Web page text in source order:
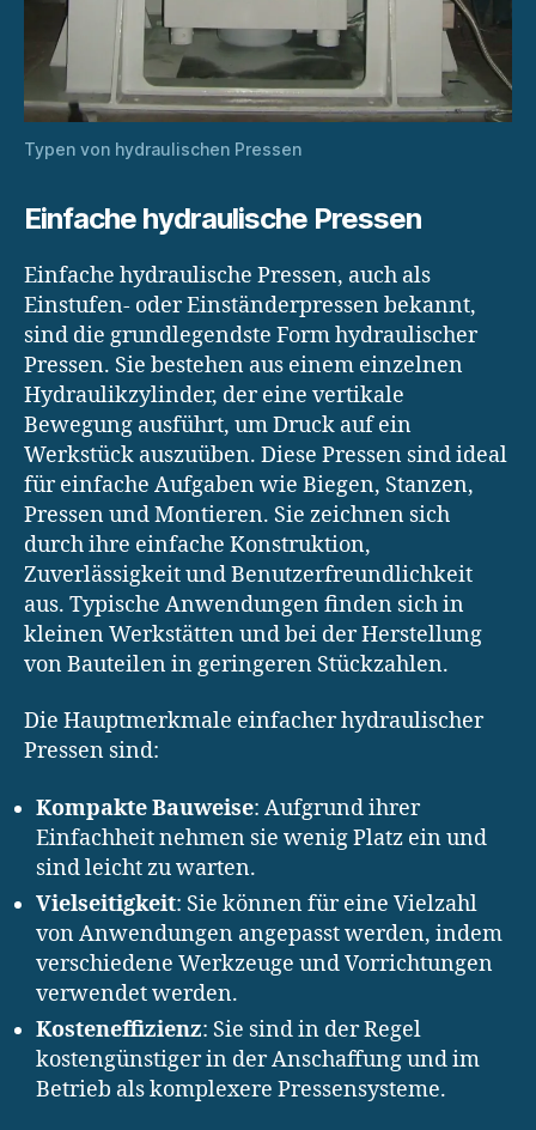
Typen von hydraulischen Pressen
Einfache hydraulische Pressen
Einfache hydraulische Pressen, auch als
Einstufen- oder Einständerpressen bekannt,
sind die grundlegendste Form hydraulischer
Pressen. Sie bestehen aus einem einzelnen
Hydraulikzylinder, der eine vertikale
Bewegung ausführt, um Druck auf ein
Werkstück auszuüben. Diese Pressen sind ideal
für einfache Aufgaben wie Biegen, Stanzen,
Pressen und Montieren. Sie zeichnen sich
durch ihre einfache Konstruktion,
Zuverlässigkeit und Benutzerfreundlichkeit
aus. Typische Anwendungen finden sich in
kleinen Werkstätten und bei der Herstellung
von Bauteilen in geringeren Stückzahlen.
Die Hauptmerkmale einfacher hydraulischer
Pressen sind:
Kompakte Bauweise: Aufgrund ihrer
Einfachheit nehmen sie wenig Platz ein und
sind leicht zu warten.
Vielseitigkeit: Sie können für eine Vielzahl
von Anwendungen angepasst werden, indem
verschiedene Werkzeuge und Vorrichtungen
verwendet werden.
Kosteneffizienz: Sie sind in der Regel
kostengünstiger in der Anschaffung und im
Betrieb als komplexere Pressensysteme.